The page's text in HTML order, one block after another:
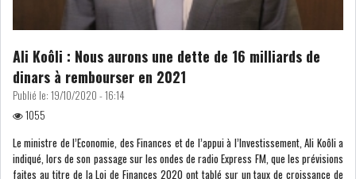
LE PÉTROLE SE STABILISE
SOUS LES 80 DOLL...
DANS UNE ÈRE DE FAIBLE
RSS
Ali Koôli : Nous aurons une dette de 16 milliards de
dinars à rembourser en 2021
Publié le: 19/10/2020 - 16:14
1055
Le ministre de l’Economie, des Finances et de l’appui à l’Investissement, Ali Koôli a
indiqué, lors de son passage sur les ondes de radio Express FM, que les prévisions
faites au titre de la Loi de Finances 2020 ont tablé sur un taux de croissance de